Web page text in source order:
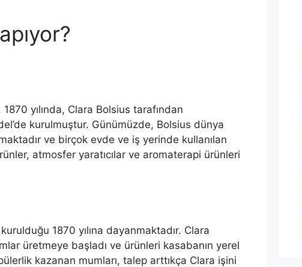
yılında, Clara Bolsius tarafından
kurulmuştur. Günümüzde, Bolsius dünya
ve birçok evde ve iş yerinde kullanılan
atmosfer yaratıcılar ve aromaterapi ürünleri
1870 yılına dayanmaktadır. Clara
üretmeye başladı ve ürünleri kasabanın yerel
kazanan mumları, talep arttıkça Clara işini